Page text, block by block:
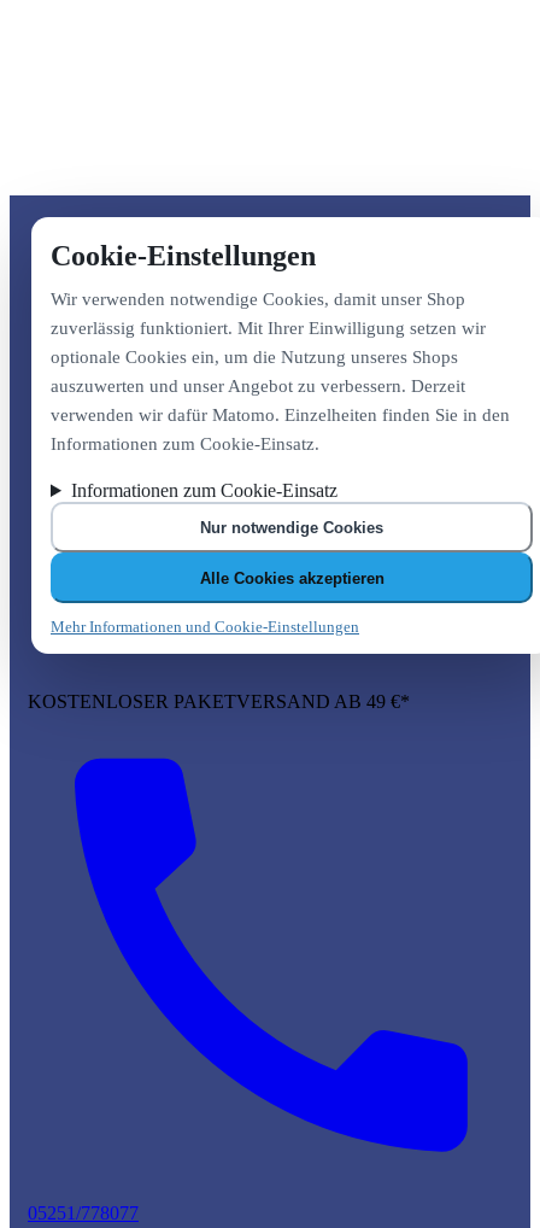
Cookie-Einstellungen
Wir verwenden notwendige Cookies, damit unser Shop
zuverlässig funktioniert. Mit Ihrer Einwilligung setzen wir
optionale Cookies ein, um die Nutzung unseres Shops
auszuwerten und unser Angebot zu verbessern. Derzeit
verwenden wir dafür Matomo. Einzelheiten finden Sie in den
Informationen zum Cookie-Einsatz.
Informationen zum Cookie-Einsatz
Nur notwendige Cookies
Alle Cookies akzeptieren
Mehr Informationen und Cookie-Einstellungen
KOSTENLOSER PAKETVERSAND AB 49 €*
05251/778077